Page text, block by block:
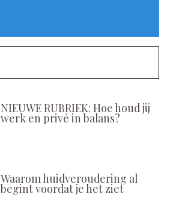
NIEUWE RUBRIEK: Hoe houd jij
werk en privé in balans?
Waarom huidveroudering al
begint voordat je het ziet